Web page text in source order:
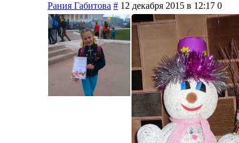
Рания Габитова # 12 декабря 2015 в 12:17 0